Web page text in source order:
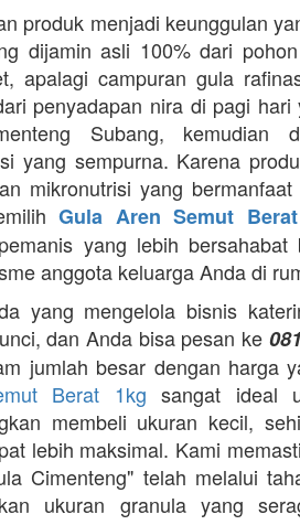
produk menjadi keunggulan
dijamin asli 100% dari
apalagi campuran gula
penyadapan nira di pagi
Subang, kemudian
yang sempurna. Karena
mikronutrisi yang
Gula Aren Semut
yang lebih
anggota keluarga Anda di
yang mengelola bisnis
dan Anda bisa pesan ke
jumlah besar dengan harga
Berat 1kg sangat ideal
membeli ukuran kecil,
lebih maksimal. Kami
Cimenteng" telah melalui
ukuran granula yang